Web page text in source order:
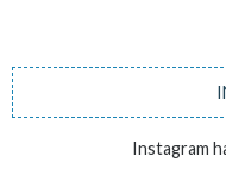
Instagram